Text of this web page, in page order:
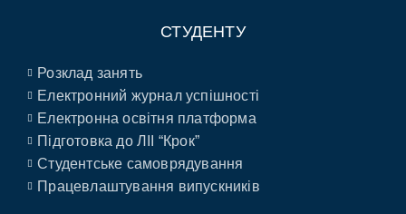
СТУДЕНТУ
Розклад занять
Електронний журнал успішності
Електронна освітня платформа
Підготовка до ЛІІ “Крок”
Студентське самоврядування
Працевлаштування випускників